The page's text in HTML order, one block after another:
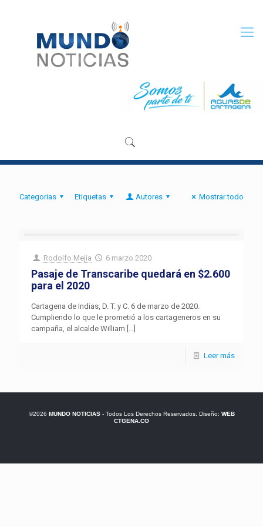
Categorias Etiquetas Autores Mostrar todo
Rodolfo Mejia 6 marzo 2020
Pasaje de Transcaribe quedará en $2.600
para el 2020
Cartagena de Indias, D. T. y C. 6 de marzo de 2020.
Cumpliendo lo que le prometió a los cartageneros en su
campaña, el alcalde William […]
Leer más
©2026 MUNDO NOTICIAS- Todos Los Derechos Reservados. Diseño: WEB
CTGENA.CO